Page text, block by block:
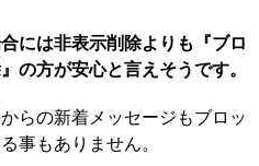
には非表示削除よりも『ブロ
の方が安心と言えそうです。
らの新着メッセージもブロッ
事もありません。